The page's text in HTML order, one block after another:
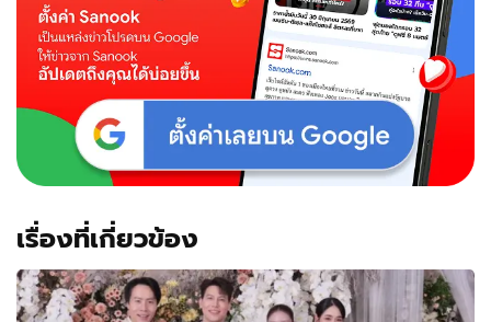
ต้อง
หน้า
รัวๆ
เรื่องที่เกี่ยวข้อง